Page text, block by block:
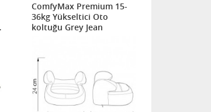
ComfyMax Premium 15-
36kg Yükseltici Oto
koltuğu Grey Jean